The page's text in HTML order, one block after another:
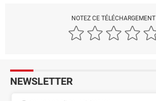
NOTEZ CE TÉLÉCHARGEMENT
NEWSLETTER